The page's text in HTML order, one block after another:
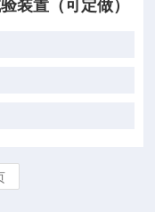
装置（可定做）